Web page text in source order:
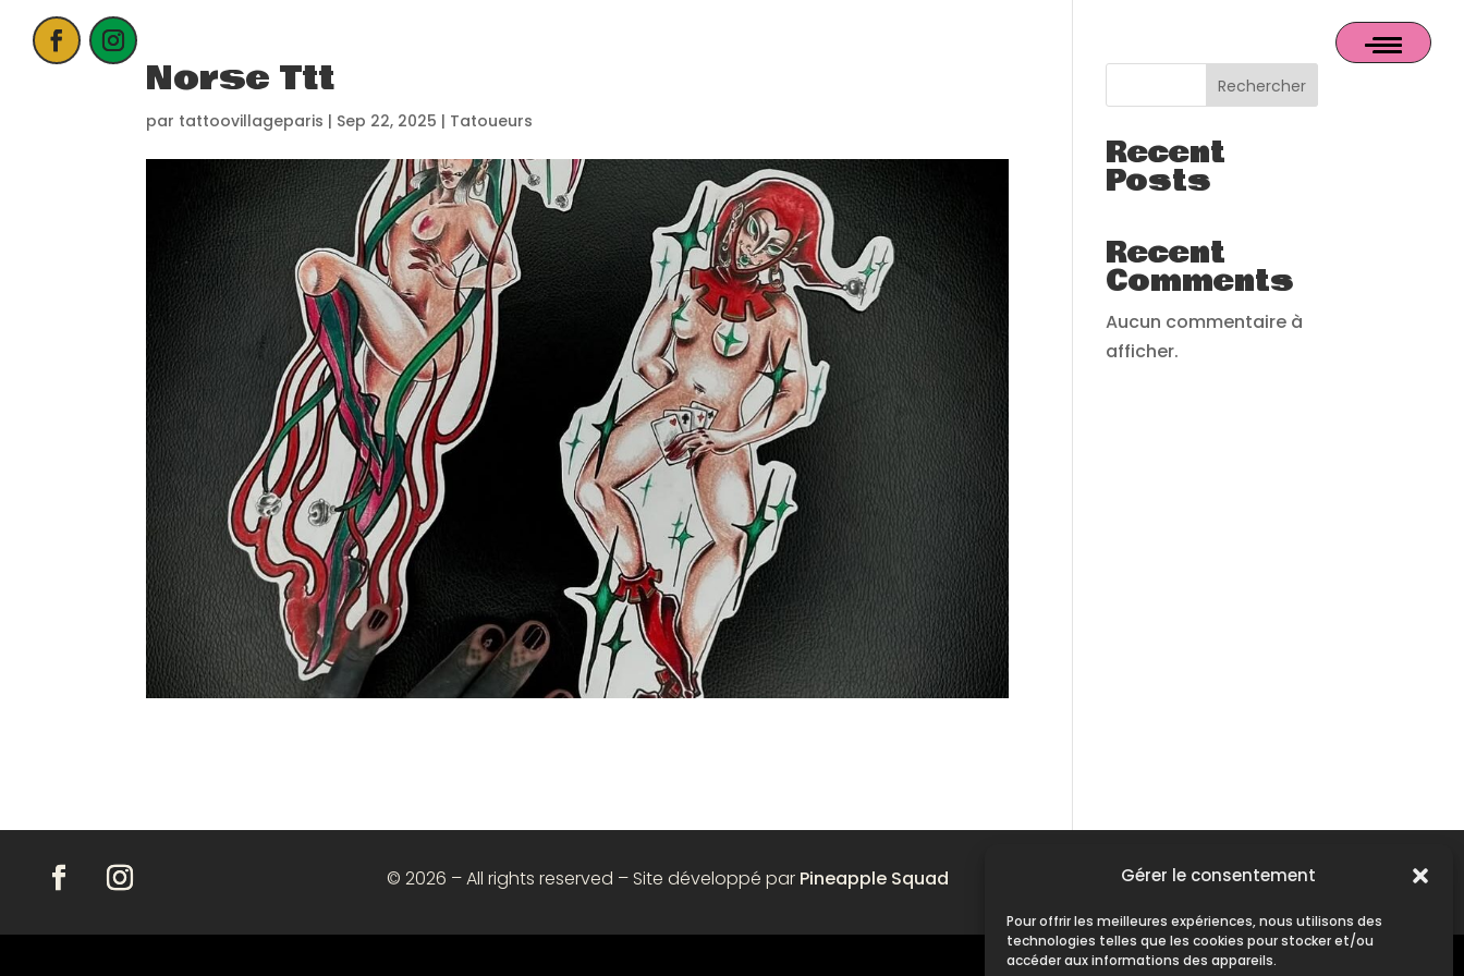
Gérer le consentement
Pour offrir les meilleures expériences, nous utilisons des
technologies telles que les cookies pour stocker et/ou
accéder aux informations des appareils.
ACCUEIL
PROCHAIN EVENT
CANDIDATER
NOS EXPOSANTS
CONTACT
PARTENAIRES
Norse Ttt
par tattoovillageparis | Sep 22, 2025 | Tatoueurs
Rechercher
Recent
Posts
Recent
Comments
Aucun commentaire à
afficher.
© 2026 – All rights reserved – Site développé par Pineapple Squad Contact|Mentions Légales